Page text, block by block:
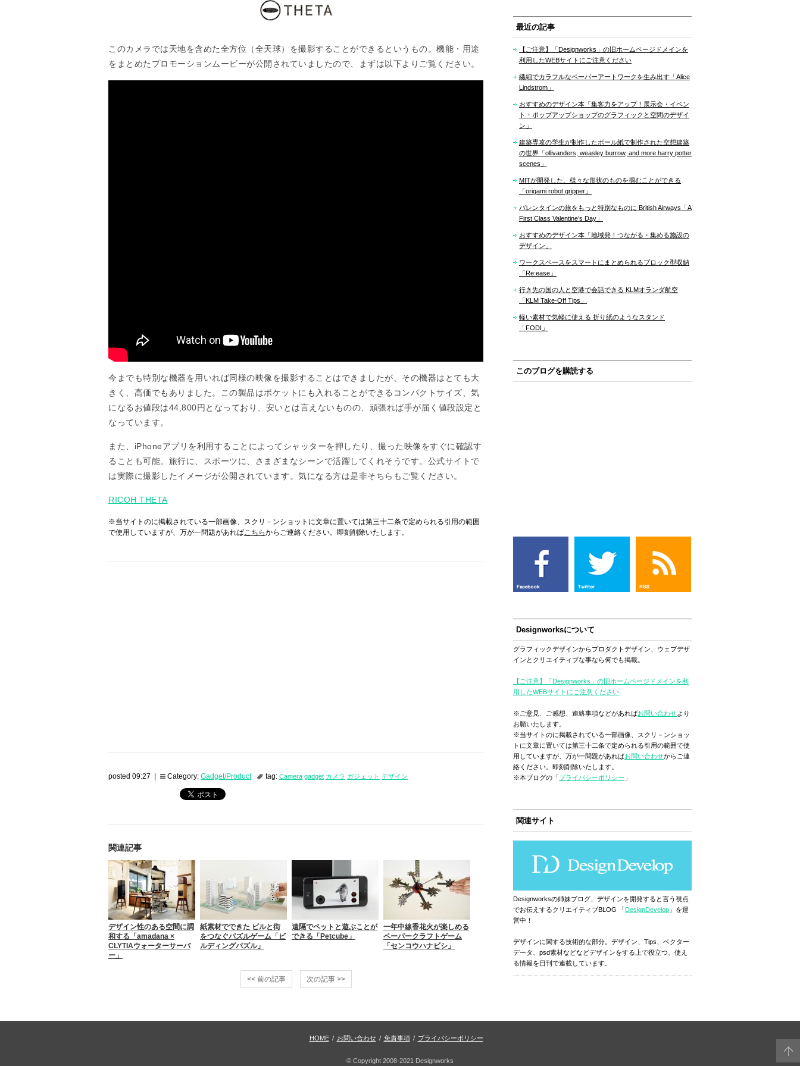
このカメラでは天地を含めた全方位（全天球）を撮影することができるというもの。機能・用途
をまとめたプロモーションムービーが公開されていましたので、まずは以下よりご覧ください。
今までも特別な機器を用いれば同様の映像を撮影することはできましたが、その機器はとても大
きく、高価でもありました。この製品はポケットにも入れることができるコンパクトサイズ、気
になるお値段は44,800円となっており、安いとは言えないものの、頑張れば手が届く値段設定と
なっています。
また、iPhoneアプリを利用することによってシャッターを押したり、撮った映像をすぐに確認す
ることも可能。旅行に、スポーツに、さまざまなシーンで活躍してくれそうです。公式サイトで
は実際に撮影したイメージが公開されています。気になる方は是非そちらもご覧ください。
RICOH THETA
※当サイトのに掲載されている一部画像、スクリ－ンショットに文章に置いては第三十二条で定められる引用の範囲
で使用していますが、万が一問題があればこちらからご連絡ください。即刻削除いたします。
posted 09:27 | Category: Gadget/Product tag: Camera gadget カメラ ガジェット デザイン
関連記事
デザイン性のある空間に調
和する「amadana ×
CLYTIAウォーターサーバ
ー」
紙素材でできた ビルと街
をつなぐパズルゲーム「ビ
ルディングパズル」
遠隔でペットと遊ぶことが
できる「Petcube」
一年中線香花火が楽しめる
ペーパークラフトゲーム
「センコウハナビシ」
<< 前の記事 次の記事 >>
最近の記事
【ご注意】「Designworks」の旧ホームページドメインを
利用したWEBサイトにご注意ください
繊細でカラフルなペーパーアートワークを生み出す「Alice
Lindstrom」
おすすめのデザイン本「集客力をアップ！展示会・イベン
ト・ポップアップショップのグラフィックと空間のデザイ
ン」
建築専攻の学生が制作したボール紙で制作された空想建築
の世界「ollivanders, weasley burrow, and more harry potter
scenes」
MITが開発した、様々な形状のものを掴むことができる
「origami robot gripper」
バレンタインの旅をもっと特別なものに British Airways「A
First Class Valentine’s Day」
おすすめのデザイン本「地域発！つながる・集める施設の
デザイン」
ワークスペースをスマートにまとめられるブロック型収納
「Re:ease」
行き先の国の人と空港で会話できる KLMオランダ航空
「KLM Take-Off Tips」
軽い素材で気軽に使える 折り紙のようなスタンド
「FODI」
このブログを購読する
Designworksについて
グラフィックデザインからプロダクトデザイン、ウェブデザ
インとクリエイティブな事なら何でも掲載。
【ご注意】「Designworks」の旧ホームページドメインを利
用したWEBサイトにご注意ください
※ご意見、ご感想、連絡事項などがあればお問い合わせより
お願いたします。
※当サイトのに掲載されている一部画像、スクリ－ンショッ
トに文章に置いては第三十二条で定められる引用の範囲で使
用していますが、万が一問題があればお問い合わせからご連
絡ください。即刻削除いたします。
※本ブログの「プライバシーポリシー 」
関連サイト
Designworksの姉妹ブログ、デザインを開発すると言う視点
でお伝えするクリエイティブBLOG 「DesignDevelop 」を運
営中！
デザインに関する技術的な部分。デザイン、Tips、ベクター
データ、psd素材などなどデザインをする上で役立つ、使え
る情報を日刊で連載しています。
HOME / お問い合わせ / 免責事項 / プライバシーポリシー
© Copyright 2008-2021 Designworks